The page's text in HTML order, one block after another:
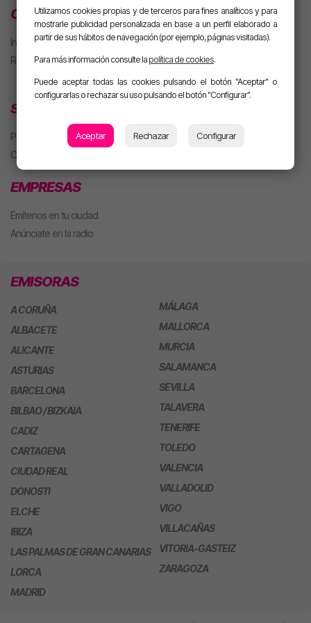
CLUB MOTIVA
Iniciar sesión
Regístrate
SECCIONES
Playlist
Concursos
EMPRESAS
Emítenos en tu ciudad
Anúnciate en la radio
EMISORAS
A CORUÑA
ALBACETE
ALICANTE
ASTURIAS
BARCELONA
BILBAO / BIZKAIA
CADIZ
CARTAGENA
CIUDAD REAL
DONOSTI
ELCHE
IBIZA
LAS PALMAS DE GRAN CANARIAS
LORCA
MADRID
MÁLAGA
MALLORCA
MURCIA
SALAMANCA
SEVILLA
TALAVERA
TENERIFE
TOLEDO
VALENCIA
VALLADOLID
VIGO
VILLACAÑAS
VITORIA-GASTEIZ
ZARAGOZA
Utilizamos cookies propias y de terceros para fines analíticos y para
mostrarle publicidad personalizada en base a un perfil elaborado a
partir de sus hábitos de navegación (por ejemplo, páginas visitadas).
Para más información consulte la política de cookies.
Puede aceptar todas las cookies pulsando el botón "Aceptar" o
configurarlas o rechazar su uso pulsando el botón "Configurar".
Aceptar Rechazar Configurar